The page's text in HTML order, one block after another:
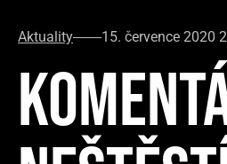
Aktuality 15. července 2020